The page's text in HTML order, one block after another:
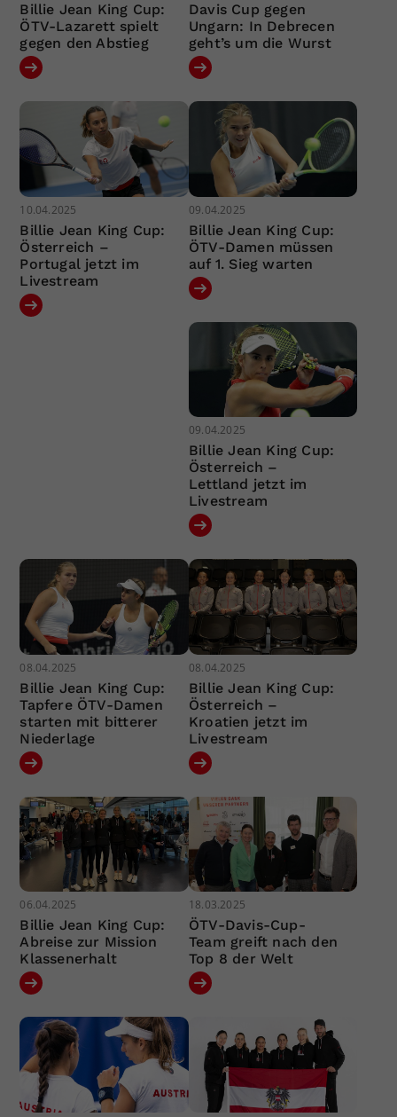
Billie Jean King Cup:
ÖTV-Lazarett spielt
gegen den Abstieg
Davis Cup gegen
Ungarn: In Debrecen
geht’s um die Wurst
10.04.2025
Billie Jean King Cup:
Österreich –
Portugal jetzt im
Livestream
09.04.2025
Billie Jean King Cup:
ÖTV-Damen müssen
auf 1. Sieg warten
09.04.2025
Billie Jean King Cup:
Österreich –
Lettland jetzt im
Livestream
08.04.2025
Billie Jean King Cup:
Tapfere ÖTV-Damen
starten mit bitterer
Niederlage
08.04.2025
Billie Jean King Cup:
Österreich –
Kroatien jetzt im
Livestream
06.04.2025
Billie Jean King Cup:
Abreise zur Mission
Klassenerhalt
18.03.2025
ÖTV-Davis-Cup-
Team greift nach den
Top 8 der Welt